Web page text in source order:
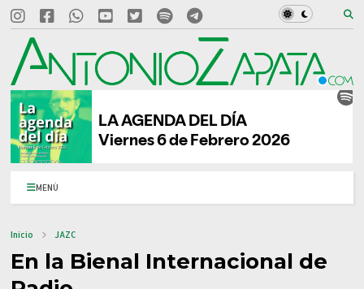
MENÚ
Inicio JAZC
En la Bienal Internacional de